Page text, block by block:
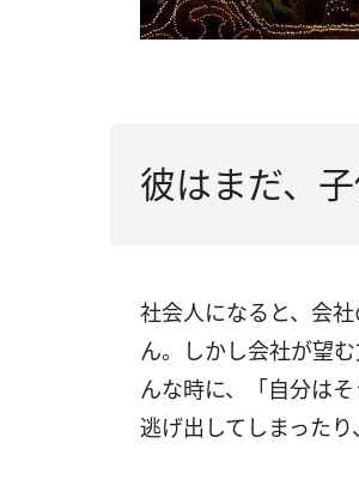
彼はまだ、
社会人になると、会
ん。しかし会社が望
んな時に、「自分は
逃げ出してしまったり